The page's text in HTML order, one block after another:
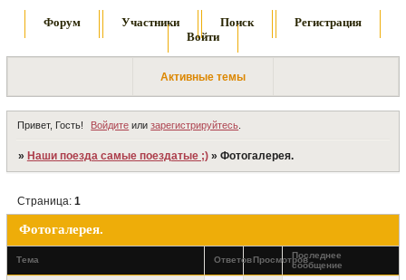
Форум Участники Поиск
Регистрация
Войти
Активные темы
Привет, Гость! Войдите илизарегистрируйтесь
» Наши поезда самые поездатые ;) » Фотогалерея.
Фотогалерея.
Страница: 1
Тема ОтветовПросмотровПоследнее
сообщение